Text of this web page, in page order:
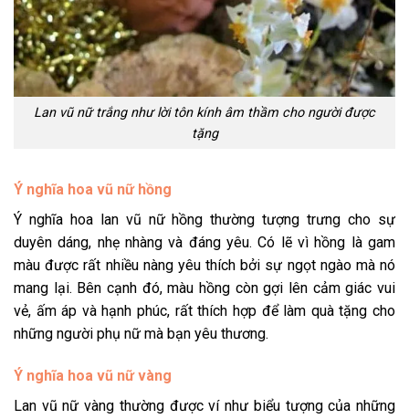
Lan vũ nữ trắng như lời tôn kính âm thầm cho người được
tặng
Ý nghĩa hoa vũ nữ hồng
Ý nghĩa hoa lan vũ nữ hồng thường tượng trưng cho sự
duyên dáng, nhẹ nhàng và đáng yêu. Có lẽ vì hồng là gam
màu được rất nhiều nàng yêu thích bởi sự ngọt ngào mà nó
mang lại. Bên cạnh đó, màu hồng còn gợi lên cảm giác vui
vẻ, ấm áp và hạnh phúc, rất thích hợp để làm quà tặng cho
những người phụ nữ mà bạn yêu thương.
Ý nghĩa hoa vũ nữ vàng
Lan vũ nữ vàng thường được ví như biểu tượng của những